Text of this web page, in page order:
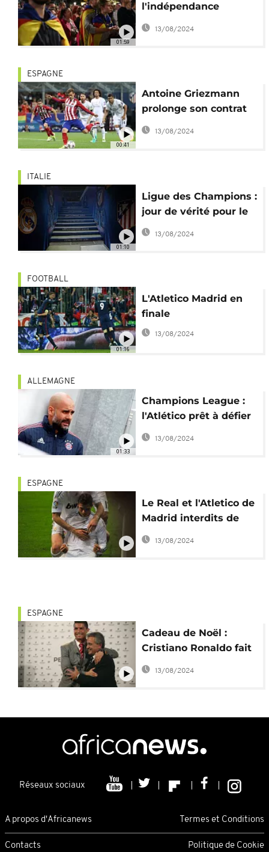
01:59
l'indépendance
l'emporte lors d'un
13/08/2024
00:41
ESPAGNE
Antoine Griezmann
prolonge son contrat
d'un an à l'Atletico
13/08/2024
01:10
ITALIE
Ligue des Champions :
jour de vérité pour le
Real et l'Atletico
13/08/2024
01:16
FOOTBALL
L'Atletico Madrid en
finale
13/08/2024
01:33
ALLEMAGNE
Champions League :
l'Atlético prêt à défier
le Bayern
13/08/2024
ESPAGNE
Le Real et l'Atletico de
Madrid interdits de
transfert
13/08/2024
ESPAGNE
Cadeau de Noël :
Cristiano Ronaldo fait
visiter sa maison de
Madrid à ses fans
13/08/2024
Réseaux sociaux
A propos d'Africanews Termes et Conditions
Contacts Politique de Cookie